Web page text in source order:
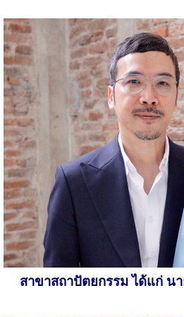
สาขาสถาปัตยกรรม ได้แก่ น